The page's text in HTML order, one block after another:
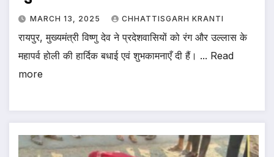
MARCH 13, 2025 CHHATTISGARH KRANTI
रायपुर, मुख्यमंत्री विष्णु देव ने प्रदेशवासियों को रंग और उल्लास के
महापर्व होली की हार्दिक बधाई एवं शुभकामनाएँ दी हैं। ... Read
more